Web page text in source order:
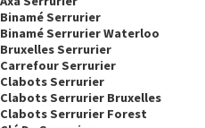
Binamé Serrurier
Binamé Serrurier Waterloo
Bruxelles Serrurier
Carrefour Serrurier
Clabots Serrurier
Clabots Serrurier Bruxelles
Clabots Serrurier Forest